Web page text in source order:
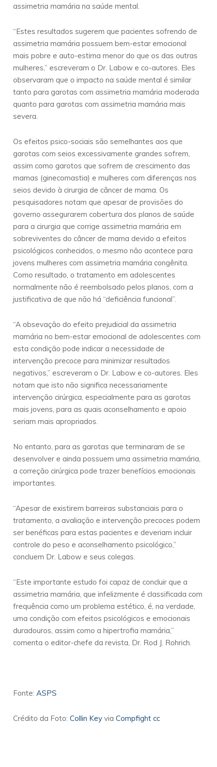
assimetria mamária na saúde mental.
“Estes resultados sugerem que pacientes sofrendo de
assimetria mamária possuem bem-estar emocional
mais pobre e auto-estima menor do que os das outras
mulheres,” escreveram o Dr. Labow e co-autores. Eles
observaram que o impacto na saúde mental é similar
tanto para garotas com assimetria mamária moderada
quanto para garotas com assimetria mamária mais
severa.
Os efeitos psico-sociais são semelhantes aos que
garotas com seios excessivamente grandes sofrem,
assim como garotos que sofrem de crescimento das
mamas (ginecomastia) e mulheres com diferenças nos
seios devido à cirurgia de câncer de mama. Os
pesquisadores notam que apesar de provisões do
governo assegurarem cobertura dos planos de saúde
para a cirurgia que corrige assimetria mamária em
sobreviventes do câncer de mama devido a efeitos
psicológicos conhecidos, o mesmo não acontece para
jovens mulheres com assimetria mamária congênita.
Como resultado, o tratamento em adolescentes
normalmente não é reembolsado pelos planos, com a
justificativa de que não há “deficiência funcional”.
“A obsevação do efeito prejudicial da assimetria
mamária no bem-estar emocional de adolescentes com
esta condição pode indicar a necessidade de
intervenção precoce para minimizar resultados
negativos,” escreveram o Dr. Labow e co-autores. Eles
notam que isto não significa necessariamente
intervenção cirúrgica, especialmente para as garotas
mais jovens, para as quais aconselhamento e apoio
seriam mais apropriados.
No entanto, para as garotas que terminaram de se
desenvolver e ainda possuem uma assimetria mamária,
a correção cirúrgica pode trazer benefícios emocionais
importantes.
“Apesar de existirem barreiras substanciais para o
tratamento, a avaliação e intervenção precoces podem
ser benéficas para estas pacientes e deveriam incluir
controle do peso e aconselhamento psicológico,”
concluem Dr. Labow e seus colegas.
“Este importante estudo foi capaz de concluir que a
assimetria mamária, que infelizmente é classificada com
frequência como um problema estético, é, na verdade,
uma condição com efeitos psicológicos e emocionais
duradouros, assim como a hipertrofia mamária,”
comenta o editor-chefe da revista, Dr. Rod J. Rohrich.
Fonte: ASPS
Crédito da Foto: Collin Keyvia Compfight cc